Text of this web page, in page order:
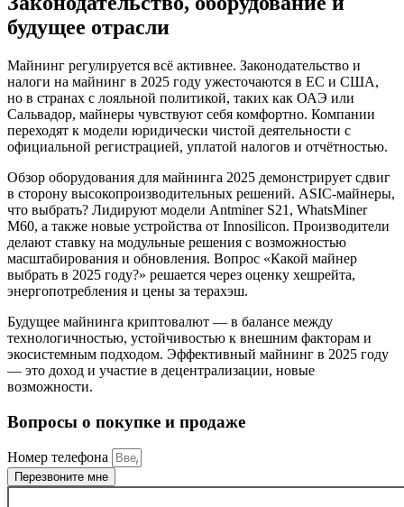
будущее отрасли
Майнинг регулируется всё активнее. Законодательство и
налоги на майнинг в 2025 году ужесточаются в ЕС и США,
но в странах с лояльной политикой, таких как ОАЭ или
Сальвадор, майнеры чувствуют себя комфортно. Компании
переходят к модели юридически чистой деятельности с
официальной регистрацией, уплатой налогов и отчётностью.
Обзор оборудования для майнинга 2025 демонстрирует сдвиг
в сторону высокопроизводительных решений. ASIC-майнеры,
что выбрать? Лидируют модели Antminer S21, WhatsMiner
M60, а также новые устройства от Innosilicon. Производители
делают ставку на модульные решения с возможностью
масштабирования и обновления. Вопрос «Какой майнер
выбрать в 2025 году?» решается через оценку хешрейта,
энергопотребления и цены за терахэш.
Будущее майнинга криптовалют — в балансе между
технологичностью, устойчивостью к внешним факторам и
экосистемным подходом. Эффективный майнинг в 2025 году
— это доход и участие в децентрализации, новые
возможности.
Вопросы о покупке и продаже
Номер телефона
Перезвоните мне